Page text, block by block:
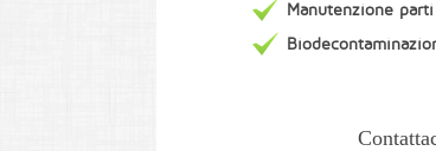
Manutenzione